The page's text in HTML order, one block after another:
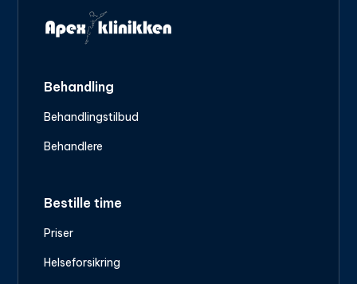
Behandling
Behandlingstilbud
Behandlere
Bestille time
Priser
Helseforsikring